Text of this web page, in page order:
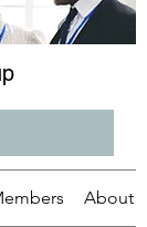
About